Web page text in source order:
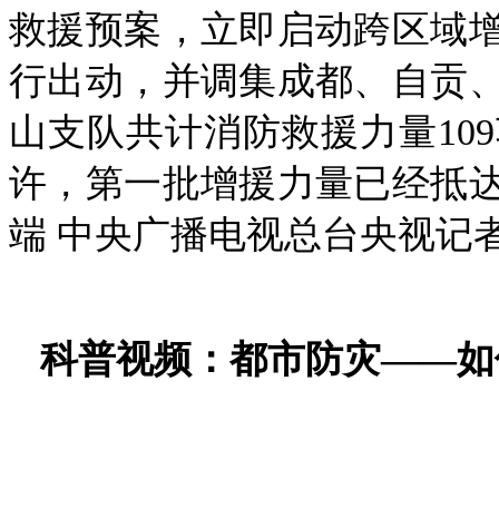
救援预案，立即启动跨区域
行出动，并调集成都、自贡
山支队共计消防救援力量
许，第一批增援力量已经抵
端 中央广播电视总台央视记
科普视频：都市防灾——如